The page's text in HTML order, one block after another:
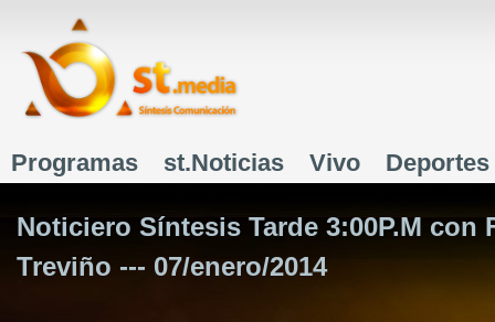
Menú principal
Programas st.Noticias Vivo Deportes
Noticiero Síntesis Tarde 3:00P.M con
Treviño --- 07/enero/2014